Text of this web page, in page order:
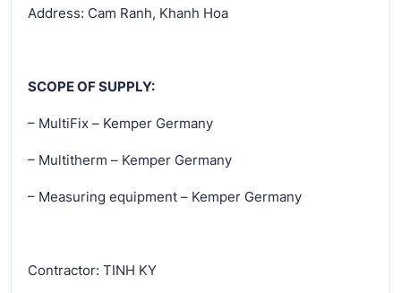
Address: Cam Ranh, Khanh Hoa
SCOPE OF SUPPLY:
– MultiFix – Kemper Germany
– Multitherm – Kemper Germany
– Measuring equipment – Kemper Germany
Contractor: TINH KY